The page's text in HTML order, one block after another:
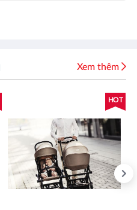
Xem thêm
HOT